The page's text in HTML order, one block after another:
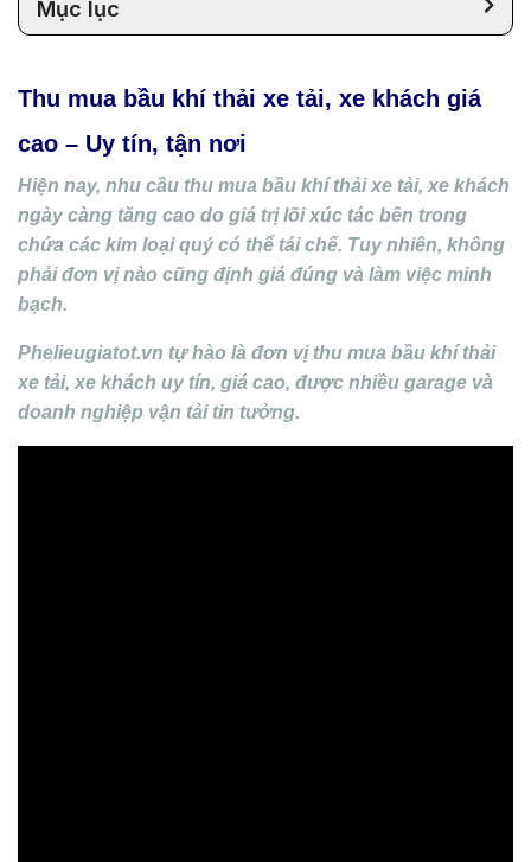
Mục lục
Thu mua bầu khí thải xe tải, xe khách giá
cao – Uy tín, tận nơi
Hiện nay, nhu cầu thu mua bầu khí thải xe tải, xe khách
ngày càng tăng cao do giá trị lõi xúc tác bên trong
chứa các kim loại quý có thể tái chế. Tuy nhiên, không
phải đơn vị nào cũng định giá đúng và làm việc minh
bạch.
Phelieugiatot.vn tự hào là đơn vị thu mua bầu khí thải
xe tải, xe khách uy tín, giá cao, được nhiều garage và
doanh nghiệp vận tải tin tưởng.